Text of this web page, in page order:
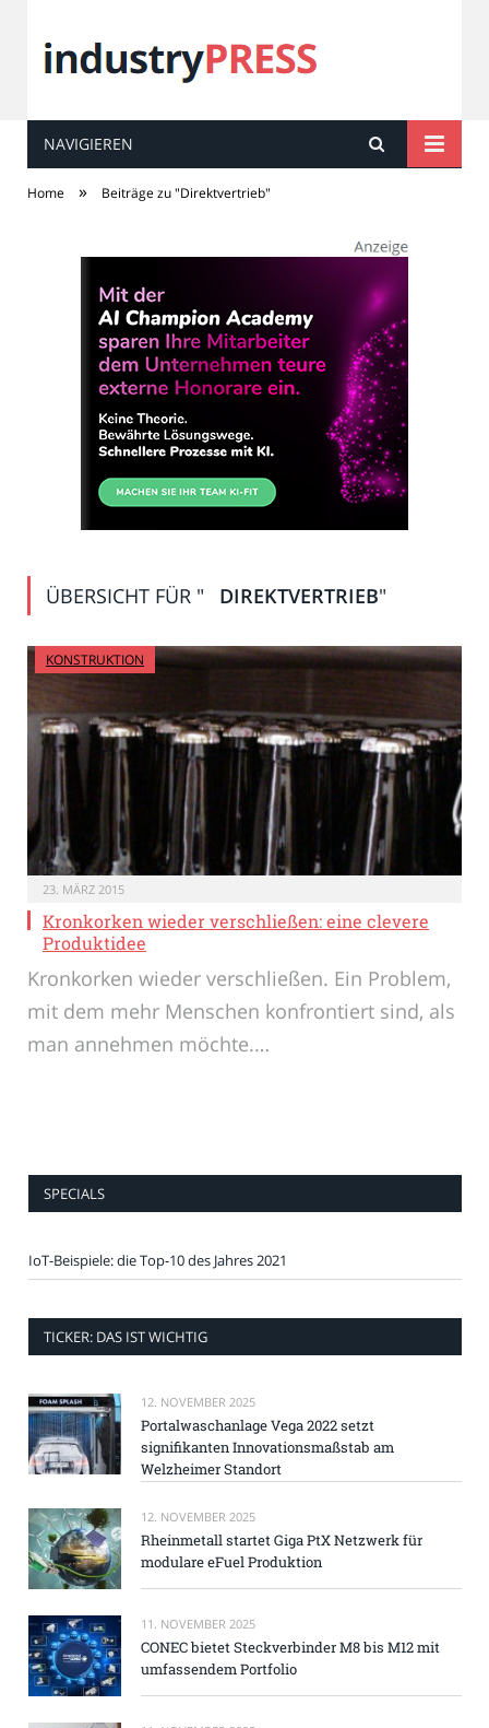
industryPRESS
NAVIGIEREN
Home » Beiträge zu "Direktvertrieb"
ÜBERSICHT FÜR " DIREKTVERTRIEB"
KONSTRUKTION
23. MÄRZ 2015
Kronkorken wieder verschließen: eine clevere
Produktidee
Kronkorken wieder verschließen. Ein Problem,
mit dem mehr Menschen konfrontiert sind, als
man annehmen möchte.…
SPECIALS
IoT-Beispiele: die Top-10 des Jahres 2021
TICKER: DAS IST WICHTIG
12. NOVEMBER 2025
Portalwaschanlage Vega 2022 setzt
signifikanten Innovationsmaßstab am
Welzheimer Standort
12. NOVEMBER 2025
Rheinmetall startet Giga PtX Netzwerk für
modulare eFuel Produktion
11. NOVEMBER 2025
CONEC bietet Steckverbinder M8 bis M12 mit
umfassendem Portfolio